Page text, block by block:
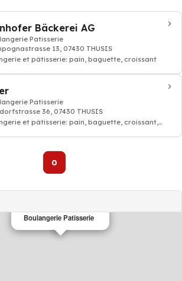
Bäckerei AG
Patisserie
13, 07430 THUSIS
et pâtisserie: pain, baguette, croissant
Patisserie
36, 07430 THUSIS
et pâtisserie: pain, baguette, croissant,
0
Boulangerie Patisserie